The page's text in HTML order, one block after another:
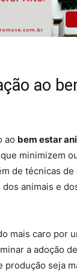
ao
ao bem estar
minimizem
de técnicas de
animais e
mais caro por
a adoção
produção seja